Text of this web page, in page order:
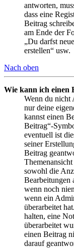
antworten,
dass eine
Beitrag
am Ende der
„Du darfst
erstellen“ usw.
Nach oben
Wie kann ich einen
Wenn du nicht
nur deine
kannst einen
Beitrag“-
eventuell ist
seiner
Beitrag
sowohl die
Bearbeitungen
wenn noch
wenn ein
überarbeitet
halten, eine
überarbeitet
einen Beitrag
darauf